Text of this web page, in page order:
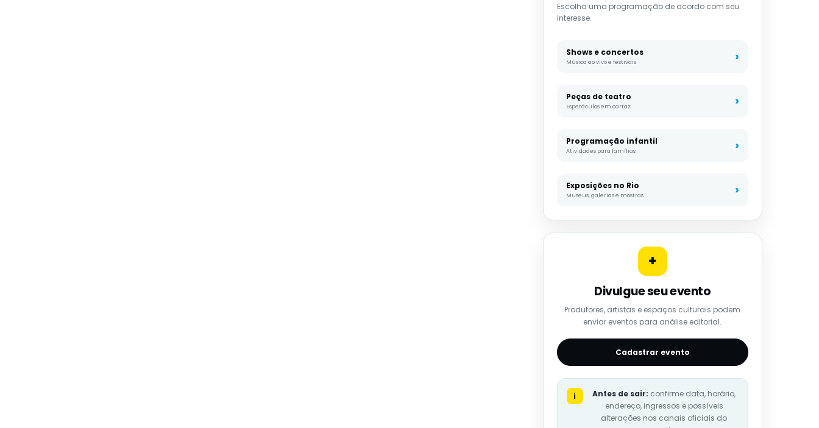
Escolha uma programação de acordo com seu
interesse.
Shows e concertos
Música ao vivo e festivais
Peças de teatro
Espetáculos em cartaz
Programação infantil
Atividades para famílias
Exposições no Rio
Museus, galerias e mostras
+
Divulgue seu evento
Produtores, artistas e espaços culturais podem
enviar eventos para análise editorial.
Cadastrar evento
i Antes de sair: confirme data, horário,
endereço, ingressos e possíveis
alterações nos canais oficiais do